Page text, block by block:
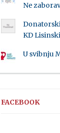
Ne
KD
U svibnju
FACEBOOK